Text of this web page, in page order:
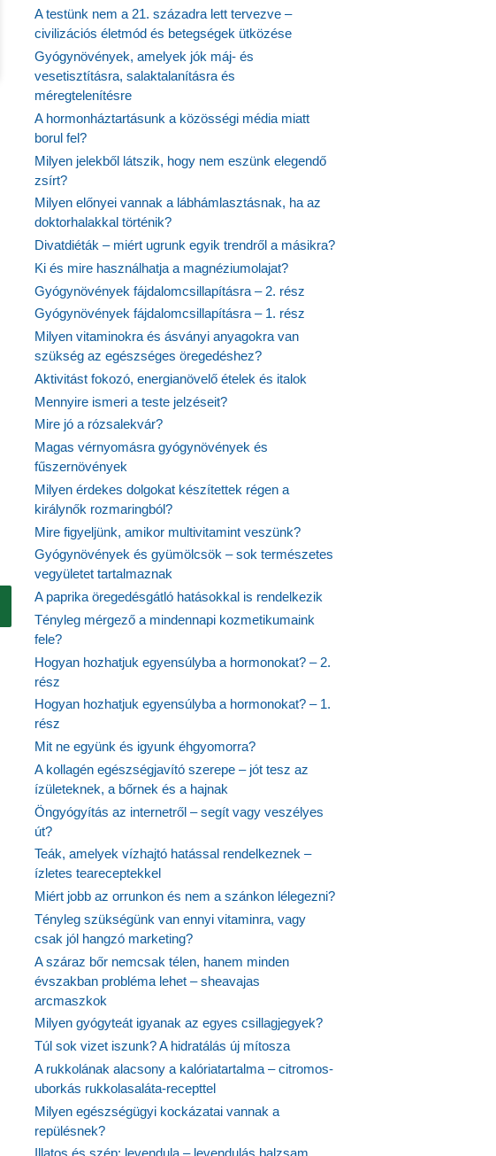
A testünk nem a 21. századra lett tervezve –
civilizációs életmód és betegségek ütközése
Gyógynövények, amelyek jók máj- és
vesetisztításra, salaktalanításra és
méregtelenítésre
A hormonháztartásunk a közösségi média miatt
borul fel?
Milyen jelekből látszik, hogy nem eszünk elegendő
zsírt?
Milyen előnyei vannak a lábhámlasztásnak, ha az
doktorhalakkal történik?
Divatdiéták – miért ugrunk egyik trendről a másikra?
Ki és mire használhatja a magnéziumolajat?
Gyógynövények fájdalomcsillapításra – 2. rész
Gyógynövények fájdalomcsillapításra – 1. rész
Milyen vitaminokra és ásványi anyagokra van
szükség az egészséges öregedéshez?
Aktivitást fokozó, energianövelő ételek és italok
Mennyire ismeri a teste jelzéseit?
Mire jó a rózsalekvár?
Magas vérnyomásra gyógynövények és
fűszernövények
Milyen érdekes dolgokat készítettek régen a
királynők rozmaringból?
Mire figyeljünk, amikor multivitamint veszünk?
Gyógynövények és gyümölcsök – sok természetes
vegyületet tartalmaznak
A paprika öregedésgátló hatásokkal is rendelkezik
Tényleg mérgező a mindennapi kozmetikumaink
fele?
Hogyan hozhatjuk egyensúlyba a hormonokat? – 2.
rész
Hogyan hozhatjuk egyensúlyba a hormonokat? – 1.
rész
Mit ne együnk és igyunk éhgyomorra?
A kollagén egészségjavító szerepe – jót tesz az
ízületeknek, a bőrnek és a hajnak
Öngyógyítás az internetről – segít vagy veszélyes
út?
Teák, amelyek vízhajtó hatással rendelkeznek –
ízletes teareceptekkel
Miért jobb az orrunkon és nem a szánkon lélegezni?
Tényleg szükségünk van ennyi vitaminra, vagy
csak jól hangzó marketing?
A száraz bőr nemcsak télen, hanem minden
évszakban probléma lehet – sheavajas
arcmaszkok
Milyen gyógyteát igyanak az egyes csillagjegyek?
Túl sok vizet iszunk? A hidratálás új mítosza
A rukkolának alacsony a kalóriatartalma – citromos-
uborkás rukkolasaláta-recepttel
Milyen egészségügyi kockázatai vannak a
repülésnek?